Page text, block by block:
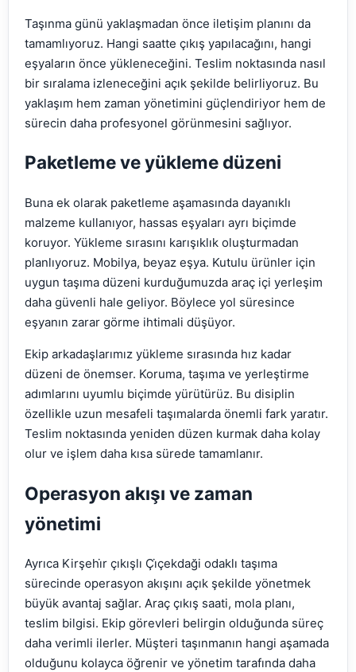
Taşınma günü yaklaşmadan önce iletişim planını da
tamamlıyoruz. Hangi saatte çıkış yapılacağını, hangi
eşyaların önce yükleneceğini. Teslim noktasında nasıl
bir sıralama izleneceğini açık şekilde belirliyoruz. Bu
yaklaşım hem zaman yönetimini güçlendiriyor hem de
sürecin daha profesyonel görünmesini sağlıyor.
Paketleme ve yükleme düzeni
Buna ek olarak paketleme aşamasında dayanıklı
malzeme kullanıyor, hassas eşyaları ayrı biçimde
koruyor. Yükleme sırasını karışıklık oluşturmadan
planlıyoruz. Mobilya, beyaz eşya. Kutulu ürünler için
uygun taşıma düzeni kurduğumuzda araç içi yerleşim
daha güvenli hale geliyor. Böylece yol süresince
eşyanın zarar görme ihtimali düşüyor.
Ekip arkadaşlarımız yükleme sırasında hız kadar
düzeni de önemser. Koruma, taşıma ve yerleştirme
adımlarını uyumlu biçimde yürütürüz. Bu disiplin
özellikle uzun mesafeli taşımalarda önemli fark yaratır.
Teslim noktasında yeniden düzen kurmak daha kolay
olur ve işlem daha kısa sürede tamamlanır.
Operasyon akışı ve zaman
yönetimi
Ayrıca Kirşehi̇r çıkışlı Çi̇çekdaği odaklı taşıma
sürecinde operasyon akışını açık şekilde yönetmek
büyük avantaj sağlar. Araç çıkış saati, mola planı,
teslim bilgisi. Ekip görevleri belirgin olduğunda süreç
daha verimli ilerler. Müşteri taşınmanın hangi aşamada
olduğunu kolayca öğrenir ve yönetim tarafında daha